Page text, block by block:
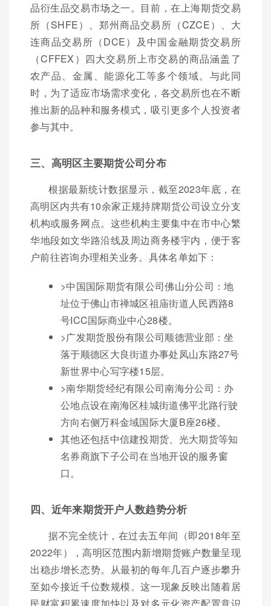
品衍生品交易市场之一。目前，在上海期货交易
所（SHFE）、郑州商品交易所（CZCE）、大
连商品交易所（DCE）及中国金融期货交易所
（CFFEX）四大交易所上市交易的商品涵盖了
农产品、金属、能源化工等多个领域。与此同
时，为了适应市场需求变化，各交易所也在不断
推出新的品种和服务模式，吸引更多个人投资者
参与其中。
三、高明区主要期货公司分布
根据最新统计数据显示，截至2023年底，在
高明区内共有10余家正规持牌期货公司设立分支
机构或服务网点。这些机构主要集中在市中心繁
华地段如文华路沿线及周边商务楼宇内，便于客
户前往咨询办理相关业务。具体名单如下：
>中国国际期货有限公司佛山分公司：地
址位于佛山市禅城区祖庙街道人民西路8
号ICC国际商业中心28楼。
>广发期货股份有限公司顺德营业部：坐
落于顺德区大良街道办事处凤山东路27号
新世界中心写字楼15层。
>南华期货经纪有限公司南海分公司：办
公地点设在南海区桂城街道佛平北路行驶
方向右侧万科金域国际大厦B座26楼。
其他还包括中信建投期货、光大期货等知
名券商旗下子公司在当地开设的服务窗
口。
四、近年来期货开户人数趋势分析
据不完全统计，在过去五年间（即2018年至
2022年），高明区范围内新增期货账户数量呈现
出稳步增长态势。从最初的每年几百户逐步攀升
至如今接近千位数规模。这一现象反映出随着居